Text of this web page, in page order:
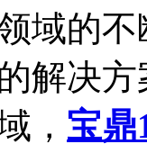
域的
解决
， 宝鼎